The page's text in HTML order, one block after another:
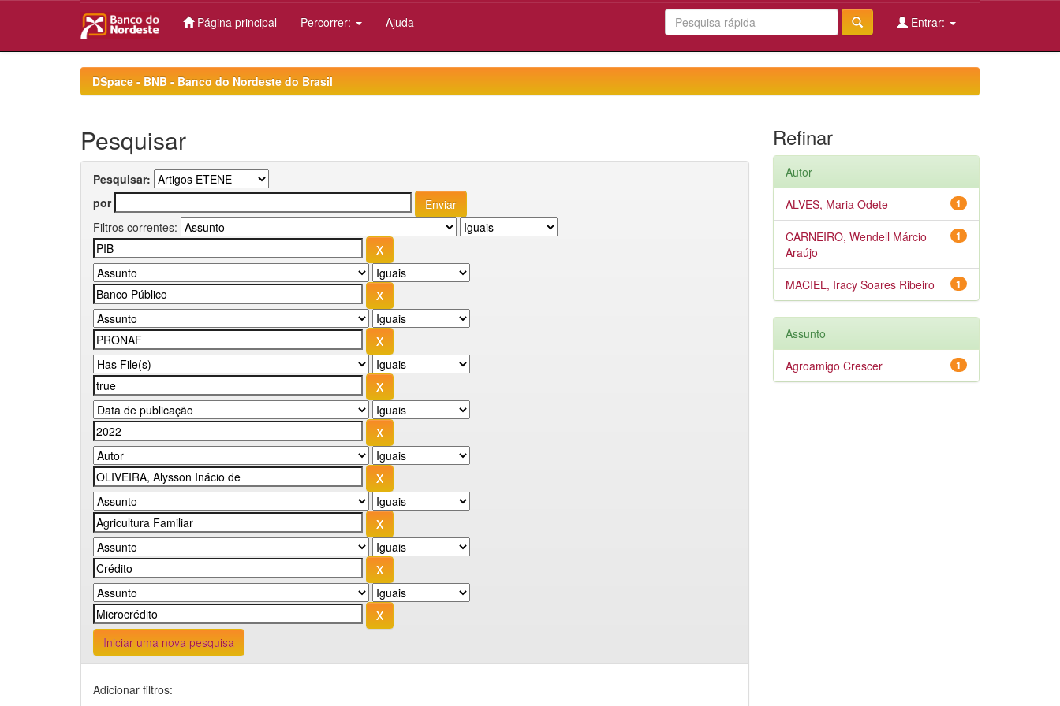
Página principal Percorrer: Ajuda Entrar:
DSpace - BNB - Banco do Nordeste do Brasil
Pesquisar
Pesquisar:
por
Filtros correntes:
Iniciar uma nova pesquisa
Adicionar filtros:
Refinar
Autor
1
ALVES, Maria Odete
1
CARNEIRO, Wendell Márcio
Araújo
1
MACIEL, Iracy Soares Ribeiro
Assunto
1
Agroamigo Crescer